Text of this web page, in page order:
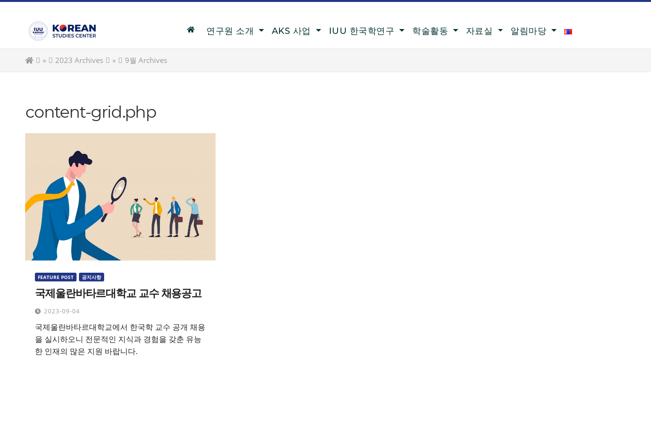
Skip
연구원 소개 AKS 사업 IUU 한국학연구 학술활동 자료실 알림마당
» 2023 Archives » 9월 Archives
content-grid.php
FEATURE POST 공지사항
국제울란바타르대학교 교수 채용공고
2023-09-04
국제울란바타르대학교에서 한국학 교수 공개 채용
을 실시하오니 전문적인 지식과 경험을 갖춘 유능
한 인재의 많은 지원 바랍니다.